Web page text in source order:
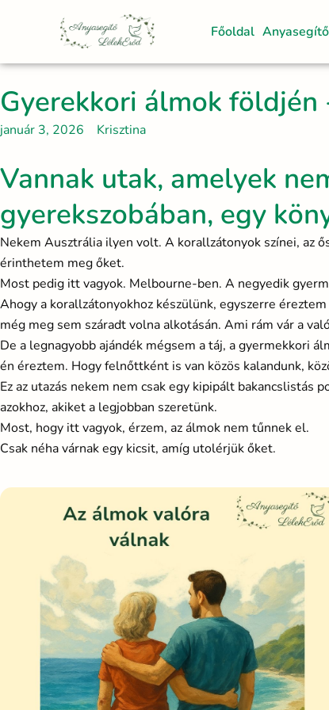
Főoldal Anyasegítő
Gyerekkori álmok
január 3, 2026 Krisztina
Vannak utak, amelyek
gyerekszobában, egy
Nekem Ausztrália ilyen volt. A korallzátonyok színei, az
érinthetem meg őket.
Most pedig itt vagyok. Melbourne-ben. A negyedik
Ahogy a korallzátonyokhoz készülünk, egyszerre
még meg sem száradt volna alkotásán. Ami rám vár a
De a legnagyobb ajándék mégsem a táj, a gyermekkori
én éreztem. Hogy felnőttként is van közös kalandunk,
Ez az utazás nekem nem csak egy kipipált
azokhoz, akiket a legjobban szeretünk.
Most, hogy itt vagyok, érzem, az álmok nem tűnnek el.
Csak néha várnak egy kicsit, amíg utolérjük őket.